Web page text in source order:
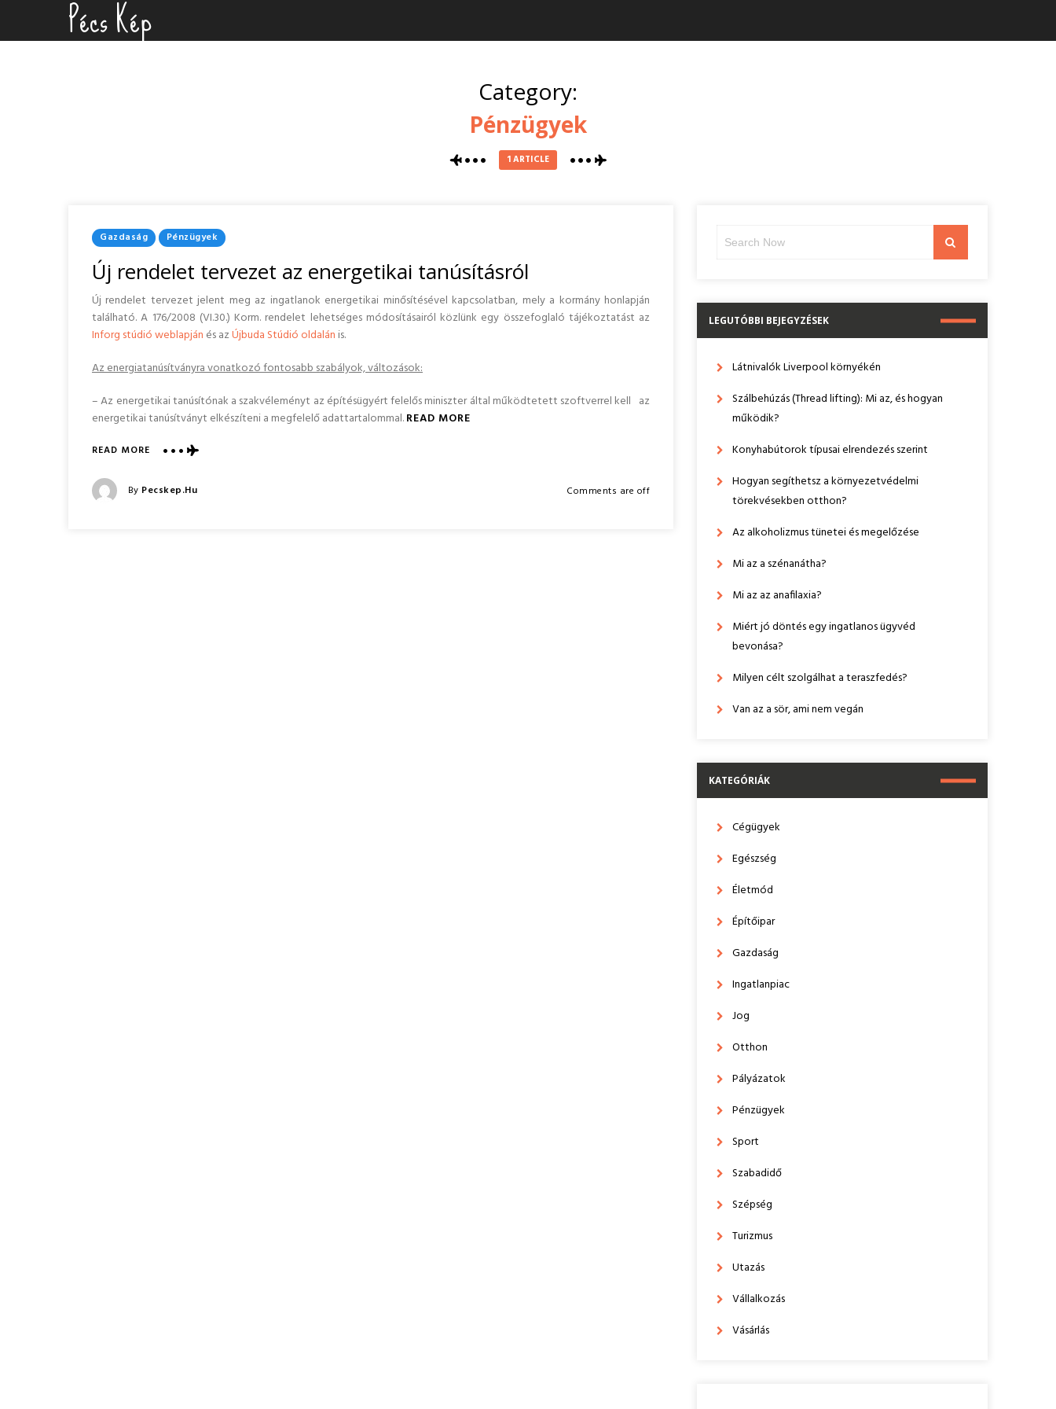
content
Pécs Kép
Category:
Pénzügyek
1 ARTICLE
Posted
In
Gazdaság Pénzügyek
Új rendelet tervezet az energetikai tanúsításról
Új rendelet tervezet jelent meg az ingatlanok energetikai minősítésével kapcsolatban, mely a kormány honlapján
található. A 176/2008 (VI.30.) Korm. rendelet lehetséges módosításairól közlünk egy összefoglaló tájékoztatást az
Inforg stúdió weblapján és azÚjbuda Stúdió oldalán is.
Az energiatanúsítványra vonatkozó fontosabb szabályok, változások:
– Az energetikai tanúsítónak a szakvéleményt az építésügyért felelős miniszter által működtetett szoftverrel kell az
energetikai tanúsítványt elkészíteni a megfelelő adattartalommal.READ MORE
READ MORE ABOUT
TERVEZET
Posted
By Pecskep.hu
Comments are off
Search
LEGUTÓBBI BEJEGYZÉSEK
Látnivalók Liverpool környékén
Szálbehúzás (Thread lifting): Mi az, és hogyan
működik?
Konyhabútorok típusai elrendezés szerint
Hogyan segíthetsz a környezetvédelmi
törekvésekben otthon?
Az alkoholizmus tünetei és megelőzése
Mi az a szénanátha?
Mi az az anafilaxia?
Miért jó döntés egy ingatlanos ügyvéd
bevonása?
Milyen célt szolgálhat a teraszfedés?
Van az a sör, ami nem vegán
KATEGÓRIÁK
Cégügyek
Egészség
Életmód
Építőipar
Gazdaság
Ingatlanpiac
Jog
Otthon
Pályázatok
Pénzügyek
Sport
Szabadidő
Szépség
Turizmus
Utazás
Vállalkozás
Vásárlás